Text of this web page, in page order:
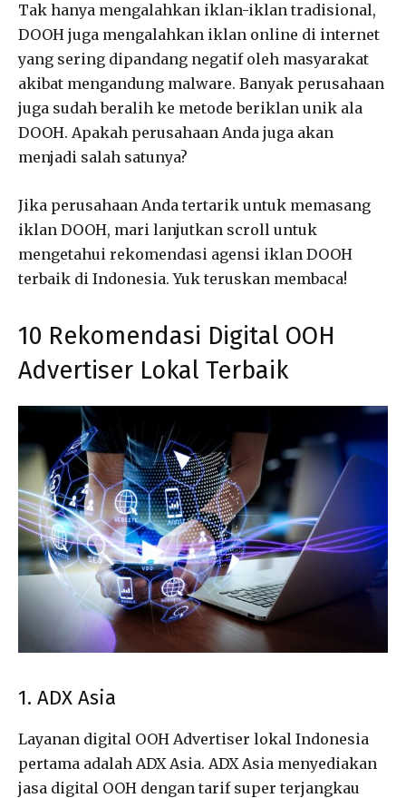
Tak hanya mengalahkan iklan-iklan tradisional,
DOOH juga mengalahkan iklan online di internet
yang sering dipandang negatif oleh masyarakat
akibat mengandung malware. Banyak perusahaan
juga sudah beralih ke metode beriklan unik ala
DOOH. Apakah perusahaan Anda juga akan
menjadi salah satunya?
Jika perusahaan Anda tertarik untuk memasang
iklan DOOH, mari lanjutkan scroll untuk
mengetahui rekomendasi agensi iklan DOOH
terbaik di Indonesia. Yuk teruskan membaca!
10 Rekomendasi Digital OOH
Advertiser Lokal Terbaik
1. ADX Asia
Layanan digital OOH Advertiser lokal Indonesia
pertama adalah ADX Asia. ADX Asia menyediakan
jasa digital OOH dengan tarif super terjangkau